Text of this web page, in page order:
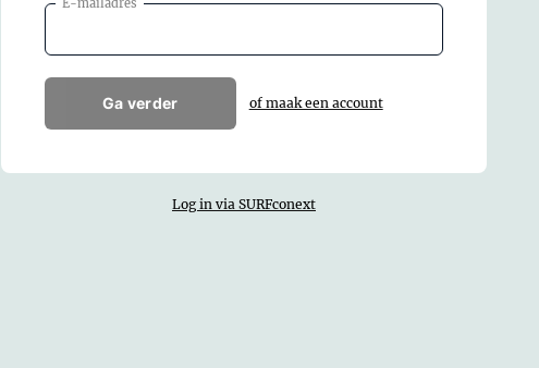
E-mailadres
Ga verder of maak een account
Log in via SURFconext